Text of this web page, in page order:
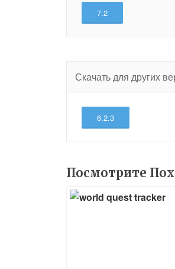
7.2
Скачать для других
6.2.3
Посмотрите